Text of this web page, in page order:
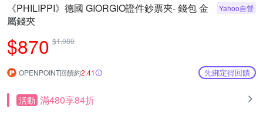
《PHILIPPI》德國 GIORGIO證件鈔票夾- 錢包 金
屬錢夾
$870 $1,080
Yahoo自營
OPENPOINT回饋約2.41 先綁定得回饋
活動 滿480享84折